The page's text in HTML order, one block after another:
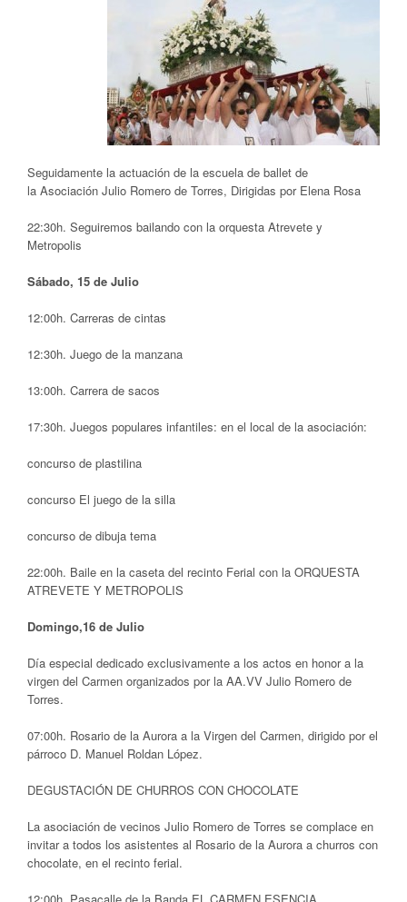
Seguidamente la actuación de la escuela de ballet de
la Asociación Julio Romero de Torres, Dirigidas por Elena Rosa
22:30h. Seguiremos bailando con la orquesta Atrevete y
Metropolis
Sábado, 15 de Julio
12:00h. Carreras de cintas
12:30h. Juego de la manzana
13:00h. Carrera de sacos
17:30h. Juegos populares infantiles: en el local de la asociación:
concurso de plastilina
concurso El juego de la silla
concurso de dibuja tema
22:00h. Baile en la caseta del recinto Ferial con la ORQUESTA
ATREVETE Y METROPOLIS
Domingo,16 de Julio
Día especial dedicado exclusivamente a los actos en honor a la
virgen del Carmen organizados por la AA.VV Julio Romero de
Torres.
07:00h. Rosario de la Aurora a la Virgen del Carmen, dirigido por el
párroco D. Manuel Roldan López.
DEGUSTACIÓN DE CHURROS CON CHOCOLATE
La asociación de vecinos Julio Romero de Torres se complace en
invitar a todos los asistentes al Rosario de la Aurora a churros con
chocolate, en el recinto ferial.